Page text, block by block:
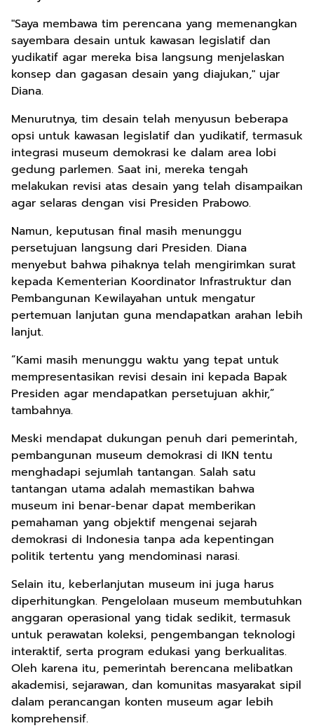
"Saya membawa tim perencana yang memenangkan
sayembara desain untuk kawasan legislatif dan
yudikatif agar mereka bisa langsung menjelaskan
konsep dan gagasan desain yang diajukan," ujar
Diana.
Menurutnya, tim desain telah menyusun beberapa
opsi untuk kawasan legislatif dan yudikatif, termasuk
integrasi museum demokrasi ke dalam area lobi
gedung parlemen. Saat ini, mereka tengah
melakukan revisi atas desain yang telah disampaikan
agar selaras dengan visi Presiden Prabowo.
Namun, keputusan final masih menunggu
persetujuan langsung dari Presiden. Diana
menyebut bahwa pihaknya telah mengirimkan surat
kepada Kementerian Koordinator Infrastruktur dan
Pembangunan Kewilayahan untuk mengatur
pertemuan lanjutan guna mendapatkan arahan lebih
lanjut.
“Kami masih menunggu waktu yang tepat untuk
mempresentasikan revisi desain ini kepada Bapak
Presiden agar mendapatkan persetujuan akhir,”
tambahnya.
Meski mendapat dukungan penuh dari pemerintah,
pembangunan museum demokrasi di IKN tentu
menghadapi sejumlah tantangan. Salah satu
tantangan utama adalah memastikan bahwa
museum ini benar-benar dapat memberikan
pemahaman yang objektif mengenai sejarah
demokrasi di Indonesia tanpa ada kepentingan
politik tertentu yang mendominasi narasi.
Selain itu, keberlanjutan museum ini juga harus
diperhitungkan. Pengelolaan museum membutuhkan
anggaran operasional yang tidak sedikit, termasuk
untuk perawatan koleksi, pengembangan teknologi
interaktif, serta program edukasi yang berkualitas.
Oleh karena itu, pemerintah berencana melibatkan
akademisi, sejarawan, dan komunitas masyarakat sipil
dalam perancangan konten museum agar lebih
komprehensif.